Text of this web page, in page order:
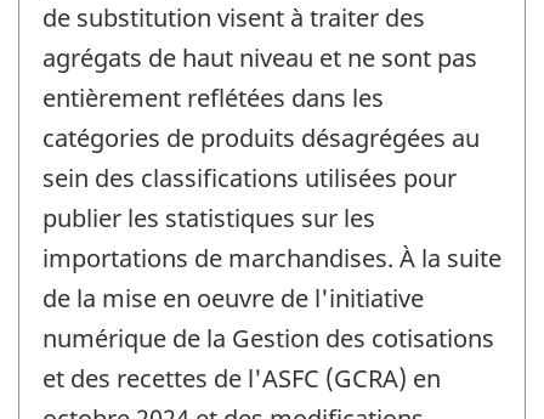
de substitution visent à traiter des
agrégats de haut niveau et ne sont pas
entièrement reflétées dans les
catégories de produits désagrégées au
sein des classifications utilisées pour
publier les statistiques sur les
importations de marchandises. À la suite
de la mise en oeuvre de l'initiative
numérique de la Gestion des cotisations
et des recettes de l'ASFC (GCRA) en